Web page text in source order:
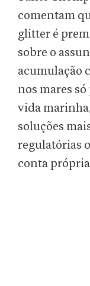
comentam
glitter é
sobre o
acumulação
nos mares
vida
soluções
regulatórias
conta